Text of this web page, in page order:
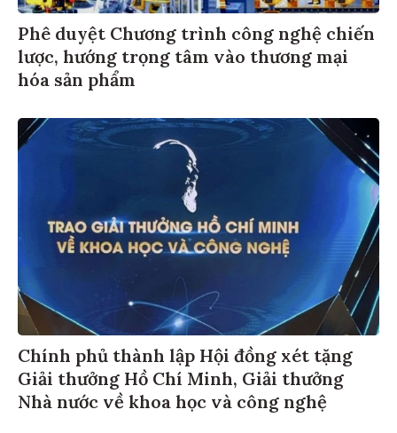
Phê duyệt Chương trình công nghệ chiến
lược, hướng trọng tâm vào thương mại
hóa sản phẩm
Chính phủ thành lập Hội đồng xét tặng
Giải thưởng Hồ Chí Minh, Giải thưởng
Nhà nước về khoa học và công nghệ